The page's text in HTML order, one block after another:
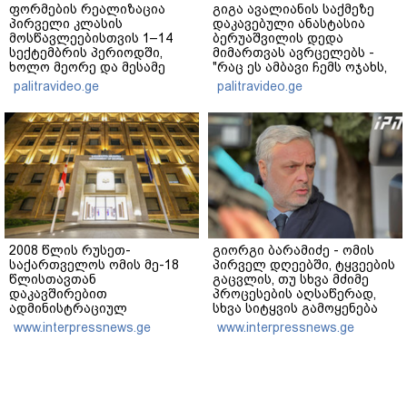
ფორმების რეალიზაცია
პირველი კლასის
მოსწავლეებისთვის 1–14
სექტემბრის პერიოდში,
ხოლო მეორე და მესამე
ეტაპებზე...
palitravideo.ge
გიგა ავალიანის საქმეზე
დაკავებული ანასტასია
ბერუაშვილის დედა
მიმართვას ავრცელებს -
"რაც ეს ამბავი ჩემს ოჯახს,
ჩემს ანასტასიას გადახდა
თავს, მის მერე მე მე არ
ვარ"
palitravideo.ge
2008 წლის რუსეთ-
საქართველოს ომის მე-18
წლისთავთან
დაკავშირებით
ადმინისტრაციულ
შენობებზე სახელმწიფო
დროშები დაეშვა
www.interpressnews.ge
გიორგი ბარამიძე - ომის
პირველ დღეებში, ტყვეების
გაცვლის, თუ სხვა მძიმე
პროცესების აღსაწერად,
სხვა სიტყვის გამოყენება
აჯობებდა - არასდროს
მითქვამს, რომ ჩვენები
www.interpressnews.ge